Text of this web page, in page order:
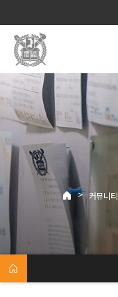
메뉴
> 커뮤니티